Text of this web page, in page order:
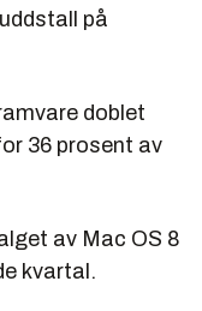
på
doblet
36 prosent av
av Mac OS 8
kvartal.